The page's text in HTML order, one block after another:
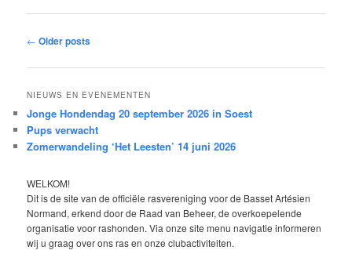
Post
← Older posts
NIEUWS EN EVENEMENTEN
Jonge Hondendag 20 september 2026 in Soest
Pups verwacht
Zomerwandeling ‘Het Leesten’ 14 juni 2026
WELKOM!
Dit is de site van de officiële rasvereniging voor de Basset Artésien
Normand, erkend door de Raad van Beheer, de overkoepelende
organisatie voor rashonden. Via onze site menu navigatie informeren
wij u graag over ons ras en onze clubactiviteiten.